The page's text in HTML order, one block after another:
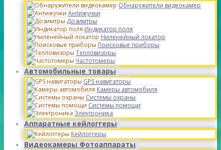
Обнаружители видеокамер
Антижучки
Дозимтры
Индикатор поля
Ниленейный локатор
Поисковые приборы
Тепловизоры
Частотомеры
Автомобильные товары
GPS навигаторы
Камеры автомобиля
Системы охраны
Системы помощи
Электроника
Аппаратные кейлоггеры
Кейлоггеры
Видеокамеры Фотоаппараты